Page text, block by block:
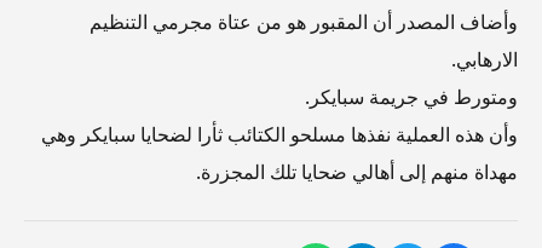
وأضاف المصدر أن المقبور هو من عتاة مجرمي التنظيم
الارهابي.
ومتورط في جريمة سبايكر.
وأن هذه العملية نفذها مسلحو الكتائب ثأرا لضحايا سبايكر وهي
مهداة منهم إلى أهالي ضحايا تلك المجزرة.